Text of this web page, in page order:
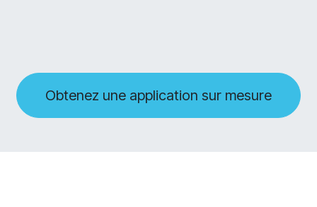
Obtenez une application sur mesure